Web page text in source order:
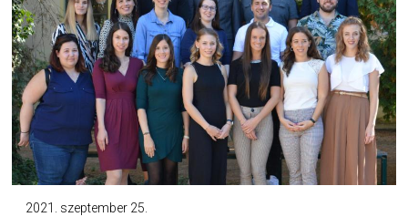
2021. szeptember 25.